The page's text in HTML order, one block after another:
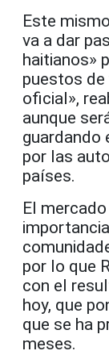
Este
va a dar
haitianos»
puestos de
oficial»,
aunque
guardando
por las
países.
El
por lo que
con el
hoy, que
que se ha
meses.